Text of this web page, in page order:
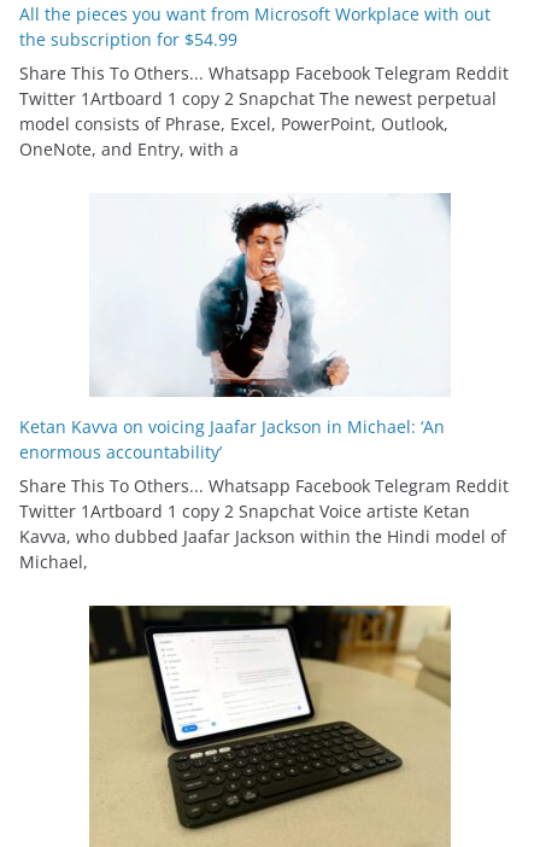
All the pieces you want from Microsoft Workplace with out
the subscription for $54.99
Share This To Others... Whatsapp Facebook Telegram Reddit
Twitter 1Artboard 1 copy 2 Snapchat The newest perpetual
model consists of Phrase, Excel, PowerPoint, Outlook,
OneNote, and Entry, with a
Ketan Kavva on voicing Jaafar Jackson in Michael: ‘An
enormous accountability’
Share This To Others... Whatsapp Facebook Telegram Reddit
Twitter 1Artboard 1 copy 2 Snapchat Voice artiste Ketan
Kavva, who dubbed Jaafar Jackson within the Hindi model of
Michael,